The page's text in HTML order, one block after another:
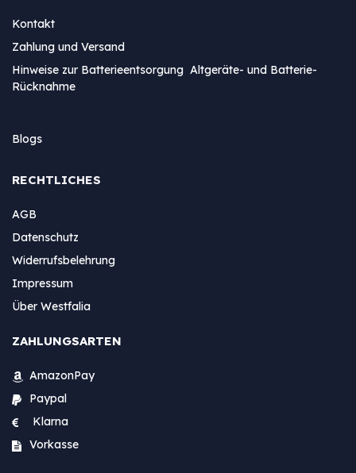
Kontakt
Zahlung und Versand
Hinweise zur Batterieentsorgung Altgeräte- und Batterie-
Rücknahme
Blogs
RECHTLICHES
AGB
Datenschutz
Widerrufsbelehrung
Impressum
Über Westfalia
ZAHLUNGSARTEN
AmazonPay
Paypal
Klarna
Vorkasse